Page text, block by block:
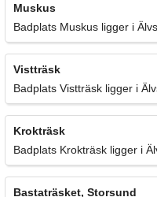
Muskus
Badplats Muskus ligger i
Vistträsk
Badplats Vistträsk ligger i
Krokträsk
Badplats Krokträsk ligger i
Bastaträsket, Storsund